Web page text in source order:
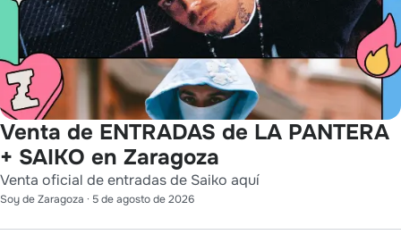
Venta de ENTRADAS de LA PANTERA
+ SAIKO en Zaragoza
Venta oficial de entradas de Saiko aquí
Soy de Zaragoza · 5 de agosto de 2026